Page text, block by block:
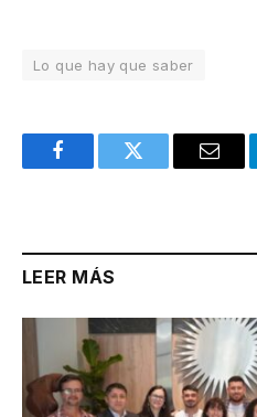
Lo que hay que saber
FacebookTwitter Email
LEER MÁS